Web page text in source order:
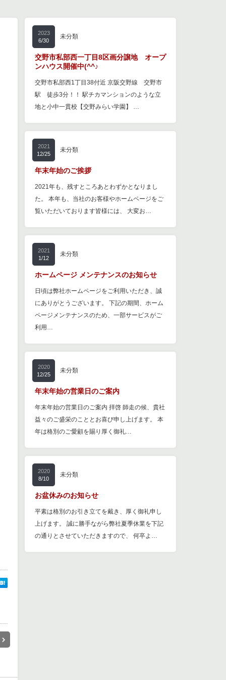
2023
6/30
未分類
交野市私部西一丁目8区画分譲地 オープ
ンハウス開催中(^^♪
交野市私部西1丁目38付近 京阪交野線 交野市
駅 徒歩3分！！ 駅チカマンションのような立
地と小中一貫校【交野みらい学園】 …
2021
12/25
未分類
年末年始のご挨拶
2021年も、残すところあとわずかとなりまし
た。 本年も、当社のお客様やホームページをご
覧いただいております皆様には、 大変お…
2021
1/12
未分類
ホームページ メンテナンスのお知らせ
日頃は弊社ホームページをご利用いただき、誠
にありがとうございます。 下記の期間、ホーム
ページメンテナンスのため、一部サービスがご
利用…
2020
12/25
未分類
年末年始の営業日のご案内
年末年始の営業日のご案内 拝啓 師走の候、貴社
益々のご盛栄のこととお喜び申し上げます。 本
年は格別のご愛顧を賜り厚く御礼…
2020
8/10
未分類
お盆休みのお知らせ
平素は格別のお引き立てを戴き、厚く御礼申し
上げます。 誠に勝手ながら弊社夏季休業を下記
の通りとさせていただきますので、 何卒よ…